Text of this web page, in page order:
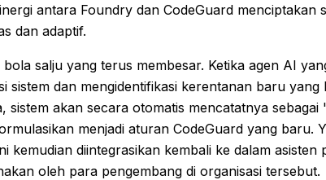
antara Foundry dan CodeGuard menciptakan
dan adaptif.
salju yang terus membesar. Ketika agen AI
sistem dan mengidentifikasi kerentanan baru yang
sistem akan secara otomatis mencatatnya sebagai
menjadi aturan CodeGuard yang baru.
kemudian diintegrasikan kembali ke dalam asisten
oleh para pengembang di organisasi tersebut.